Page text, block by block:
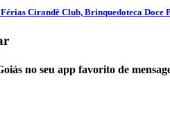
Cirandê Club, Brinquedoteca Doce
no seu app favorito de